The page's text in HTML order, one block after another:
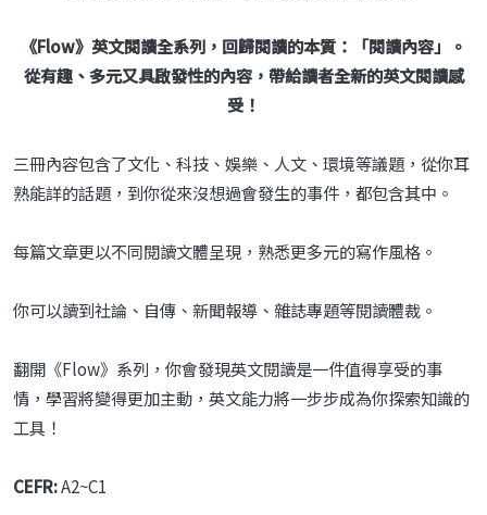
《Flow》英文閱讀全系列，回歸閱讀的本質：「閱讀內容」。
從有趣、多元又具啟發性的內容，帶給讀者全新的英文閱讀感
受！
三冊內容包含了文化、科技、娛樂、人文、環境等議題，從你耳
熟能詳的話題，到你從來沒想過會發生的事件，都包含其中。
每篇文章更以不同閱讀文體呈現，熟悉更多元的寫作風格。
你可以讀到社論、自傳、新聞報導、雜誌專題等閱讀體裁。
翻開《Flow》系列，你會發現英文閱讀是一件值得享受的事
情，學習將變得更加主動，英文能力將一步步成為你探索知識的
工具！
CEFR:A2~C1